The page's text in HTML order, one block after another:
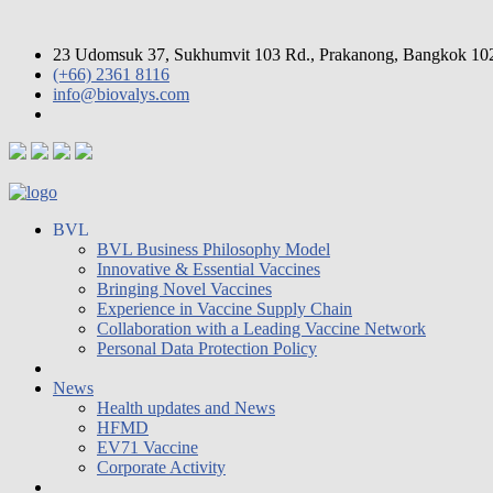
23 Udomsuk 37, Sukhumvit 103 Rd., Prakanong, Bangkok
(+66) 2361 8116
info@biovalys.com
BVL
BVL Business Philosophy Model
Innovative & Essential Vaccines
Bringing Novel Vaccines
Experience in Vaccine Supply Chain
Collaboration with a Leading Vaccine Network
Personal Data Protection Policy
News
Health updates and News
HFMD
EV71 Vaccine
Corporate Activity